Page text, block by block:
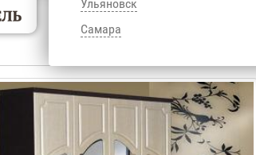
Ульяновск
Самара